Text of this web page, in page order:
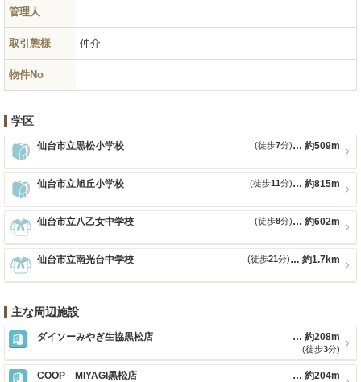
管理人
取引態様 仲介
物件No
学区
仙台市立黒松小学校 約509m
(徒歩7分)
仙台市立旭丘小学校 約815m
(徒歩11分)
仙台市立八乙女中学校 約602m
(徒歩8分)
仙台市立南光台中学校 約1.7km
(徒歩21分)
主な周辺施設
ダイソーみやぎ生協黒松店 約208m
(徒歩3分)
COOP MIYAGI黒松店 約204m